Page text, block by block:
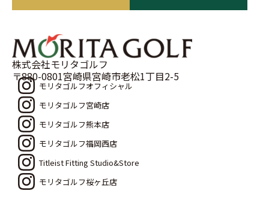
株式会社モリタゴルフ
〒880-0801宮崎県宮崎市老松1丁目2-5
モリタゴルフオフィシャル
モリタゴルフ宮崎店
モリタゴルフ熊本店
モリタゴルフ福岡西店
Titleist Fitting Studio&Store
モリタゴルフ桜ヶ丘店